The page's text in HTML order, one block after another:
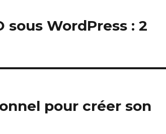
WordPress : 2
pour créer son